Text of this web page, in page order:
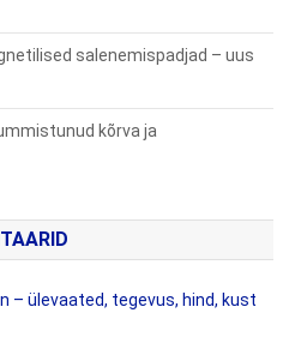
salenemispadjad – uus
kõrva ja
– ülevaated, tegevus, hind, kust